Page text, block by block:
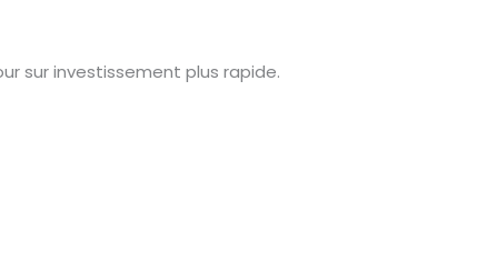
sur investissement plus rapide.